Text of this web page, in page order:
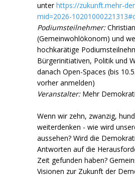
unterhttps://zukunft.mehr-
mid=2026-
Podiumsteilnehmer:
(Gemeinwohlökonom) und
hochkarätige
Bürgerinitiativen, Politik und
danach Open-Spaces (bis
vorher anmelden)
Veranstalter:Mehr
Wenn wir zehn, zwanzig,
weiterdenken - wie wird
aussehen? Wird die
Antworten auf die
Zeit gefunden haben?
Visionen zur Zukunft der